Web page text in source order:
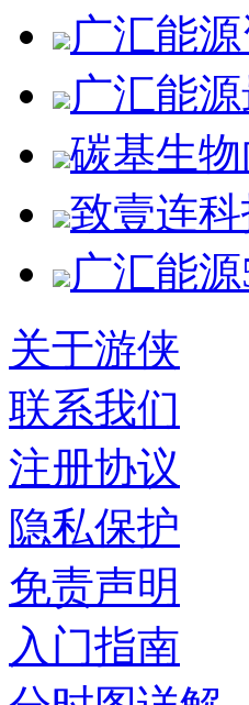
广汇能
广汇能
碳基生
致壹连
广汇能
关于游侠
联系我们
注册协议
隐私保护
免责声明
入门指南